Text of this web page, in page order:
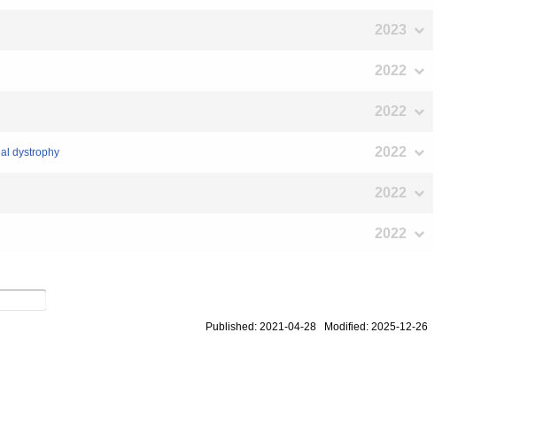
2023
2022
2022
dystrophy 2022
2022
2022
Published: 2021-04-28 Modified: 2025-12-26